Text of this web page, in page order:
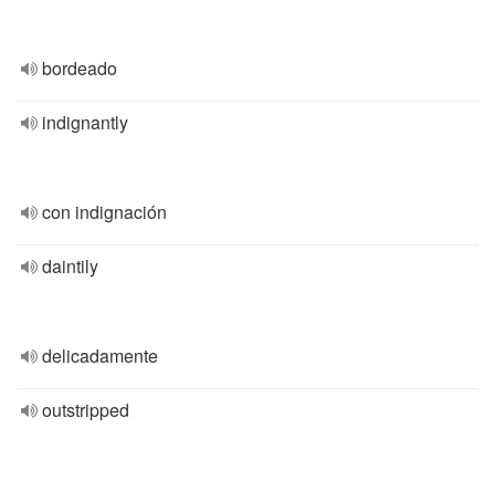
bordeado
indignantly
con indignación
daintily
delicadamente
outstripped